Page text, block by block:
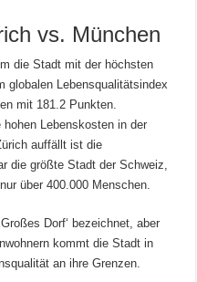
vs. München
die Stadt mit der höchsten
globalen Lebensqualitätsindex
mit 181.2 Punkten.
Lebenskosten in der
auffällt ist die
die größte Stadt der Schweiz,
über 400.000 Menschen.
Dorf‘ bezeichnet, aber
kommt die Stadt in
an ihre Grenzen.